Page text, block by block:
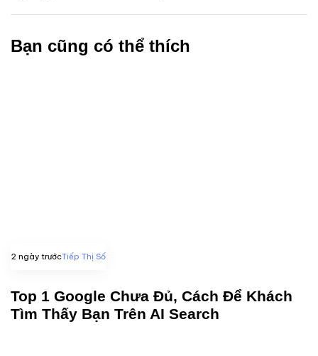
Bạn cũng có thể thích
2 ngày trướcTiếp Thị Số
Top 1 Google Chưa Đủ, Cách Để Khách
Tìm Thấy Bạn Trên AI Search